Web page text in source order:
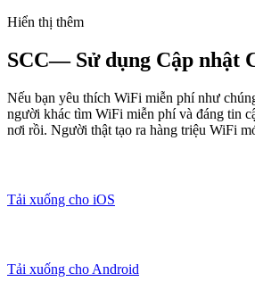
Hiển thị thêm
SCC— Sử dụng Cập nhật
Nếu bạn yêu thích WiFi miễn phí như
người khác tìm WiFi miễn phí và đáng tin
nơi rồi. Người thật tạo ra hàng triệu WiFi
Tải xuống cho iOS
Tải xuống cho Android